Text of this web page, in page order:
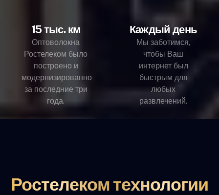
15 тыс. км
Оптоволокна
Ростелеком было
построено и
модернизированно
за последние три
года.
Каждый день
Мы заботимся,
чтобы Ваш
интернет был
быстрым для
любых
развлечений.
Ростелеком технологии